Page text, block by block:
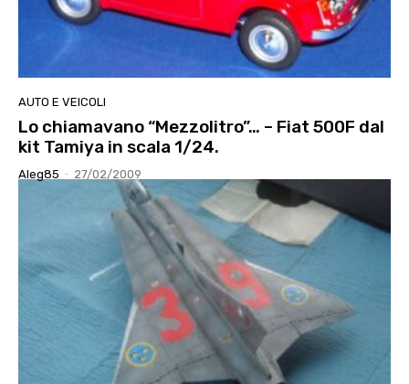
AUTO E VEICOLI
Lo chiamavano “Mezzolitro”… – Fiat 500F dal
kit Tamiya in scala 1/24.
Aleg85 - 27/02/2009